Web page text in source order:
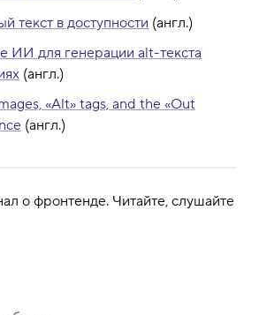
текст в доступности (англ.)
ИИ для генерации alt-текста
(англ.)
«Alt» tags, and the «Out
(англ.)
о фронтенде. Читайте, слушайте